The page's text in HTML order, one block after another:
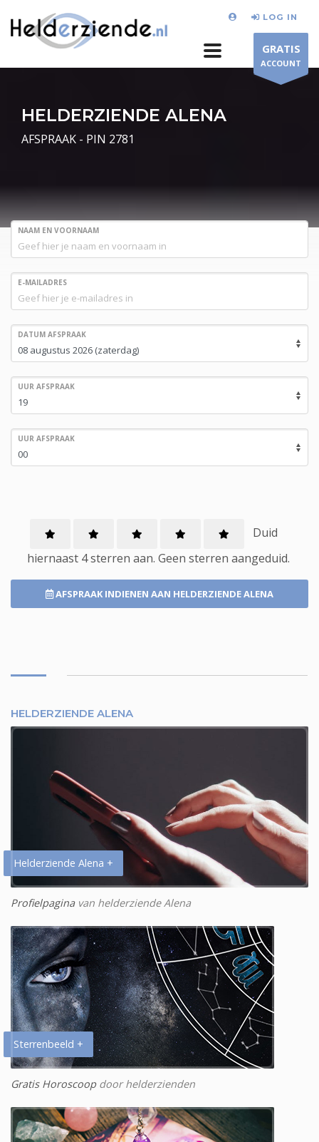
LOG IN
GRATIS
ACCOUNT
HELDERZIENDE ALENA
AFSPRAAK - PIN 2781
NAAM EN VOORNAAM
E-MAILADRES
DATUM AFSPRAAK
UUR AFSPRAAK
UUR AFSPRAAK
Duid
hiernaast 4 sterren aan. Geen sterren aangeduid.
AFSPRAAK INDIENEN AAN HELDERZIENDE ALENA
HELDERZIENDE ALENA
Helderziende Alena +
Profielpaginavan helderziende Alena
Sterrenbeeld +
Gratis Horoscoopdoor helderzienden